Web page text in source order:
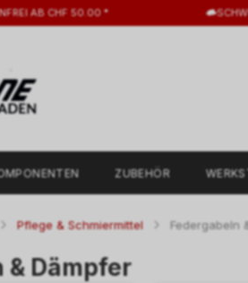
AB CHF 50.00 *
ZUBEHÖR
Pflege & Schmiermittel Federgabeln
& Dämpfer